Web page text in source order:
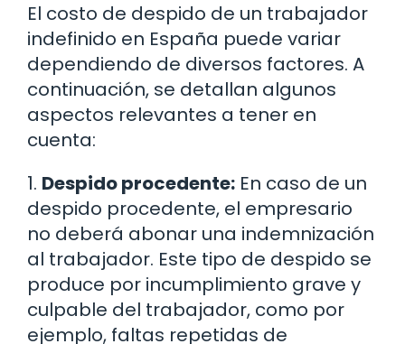
El costo de despido de un trabajador
indefinido en España puede variar
dependiendo de diversos factores. A
continuación, se detallan algunos
aspectos relevantes a tener en
cuenta:
1. Despido procedente: En caso de un
despido procedente, el empresario
no deberá abonar una indemnización
al trabajador. Este tipo de despido se
produce por incumplimiento grave y
culpable del trabajador, como por
ejemplo, faltas repetidas de